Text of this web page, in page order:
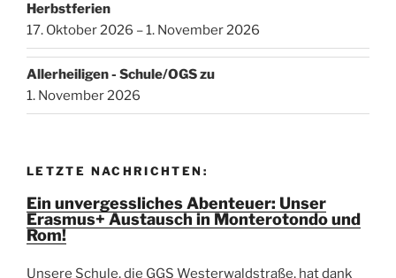
Herbstferien
17. Oktober 2026 – 1. November 2026
Allerheiligen - Schule/OGS zu
1. November 2026
LETZTE NACHRICHTEN:
Ein unvergessliches Abenteuer: Unser
Erasmus+ Austausch in Monterotondo und
Rom!
Unsere Schule, die GGS Westerwaldstraße, hat dank